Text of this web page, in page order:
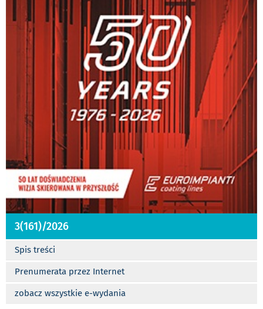
3(161)/2026
Spis treści
Prenumerata przez Internet
zobacz wszystkie e-wydania